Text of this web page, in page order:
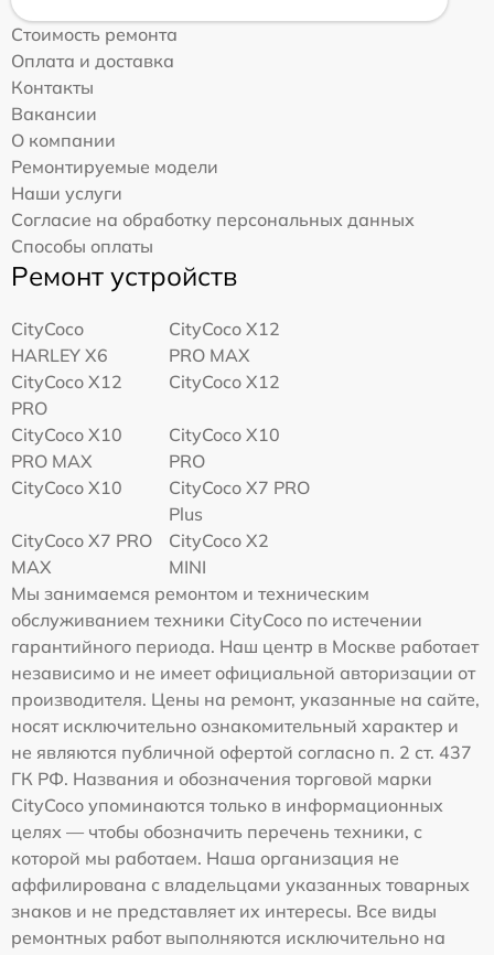
Стоимость ремонта
Оплата и доставка
Контакты
Вакансии
О компании
Ремонтируемые модели
Наши услуги
Согласие на обработку персональных данных
Способы оплаты
Ремонт устройств
CityCoco
HARLEY X6
CityCoco X12
PRO MAX
CityCoco X12
PRO
CityCoco X12
CityCoco X10
PRO MAX
CityCoco X10
PRO
CityCoco X10
CityCoco X7 PRO
Plus
CityCoco X7 PRO
MAX
CityCoco X2
MINI
Мы занимаемся ремонтом и техническим
обслуживанием техники CityCoco по истечении
гарантийного периода. Наш центр в Москве работает
независимо и не имеет официальной авторизации от
производителя. Цены на ремонт, указанные на сайте,
носят исключительно ознакомительный характер и
не являются публичной офертой согласно п. 2 ст. 437
ГК РФ. Названия и обозначения торговой марки
CityCoco упоминаются только в информационных
целях — чтобы обозначить перечень техники, с
которой мы работаем. Наша организация не
аффилирована с владельцами указанных товарных
знаков и не представляет их интересы. Все виды
ремонтных работ выполняются исключительно на